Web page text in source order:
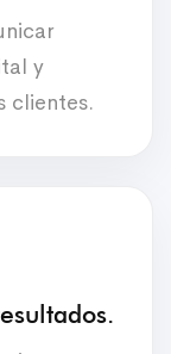
y
clientes.